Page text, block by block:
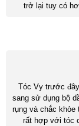
trở lại tuy có
Tóc Vy trước
sang sử dụng bộ
rụng và chắc khỏe
rất hợp với tóc